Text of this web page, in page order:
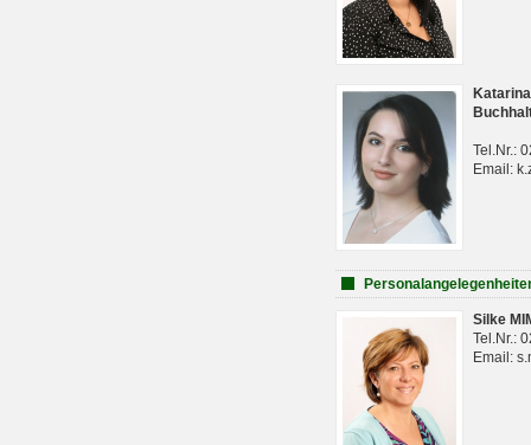
Tel.Nr.:
Email:
Silke
Tel.Nr.:
Email: